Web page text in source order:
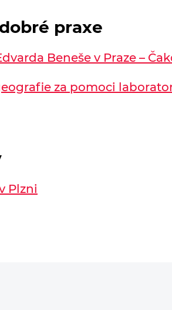
praxe
Beneše v Praze –
za pomoci
Plzni